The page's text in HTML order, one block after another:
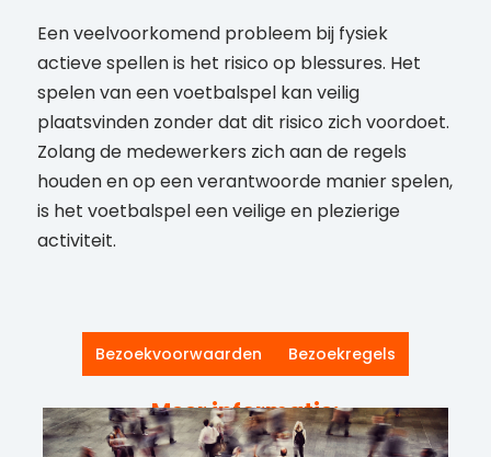
Een veelvoorkomend probleem bij fysiek
actieve spellen is het risico op blessures. Het
spelen van een voetbalspel kan veilig
plaatsvinden zonder dat dit risico zich voordoet.
Zolang de medewerkers zich aan de regels
houden en op een verantwoorde manier spelen,
is het voetbalspel een veilige en plezierige
activiteit.
Bezoekvoorwaarden Bezoekregels
Meer informatie: